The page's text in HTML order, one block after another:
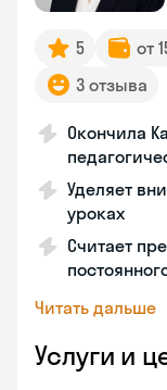
5 от
3 отзыва
Окончила
Уделяет
уроках
Считает
Читать дальше
Услуги и